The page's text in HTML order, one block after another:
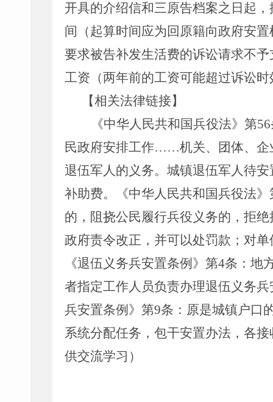
开具的介绍信和三原告档案之日起
间（起算时间应为回原籍向政府安
要求被告补发生活费的诉讼请求不
工资（两年前的工资可能超过诉讼时
【相关法律链接】
《中华人民共和国兵役法》第
民政府安排工作……机关、团体、企
退伍军人的义务。城镇退伍军人待
补助费。《中华人民共和国兵役法》
的，阻挠公民履行兵役义务的，拒
政府责令改正，并可以处罚款；对
《退伍义务兵安置条例》第4条：
者指定工作人员负责办理退伍义务
兵安置条例》第9条：原是城镇户口
系统分配任务，包干安置办法，各
供交流学习）